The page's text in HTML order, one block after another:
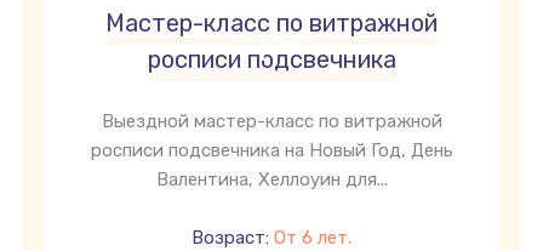
грн
Мастер-класс по витражной
росписи подсвечника
Выездной мастер-класс по витражной
росписи подсвечника на Новый Год, День
Валентина, Хеллоуин для...
Возраст: От 6 лет.